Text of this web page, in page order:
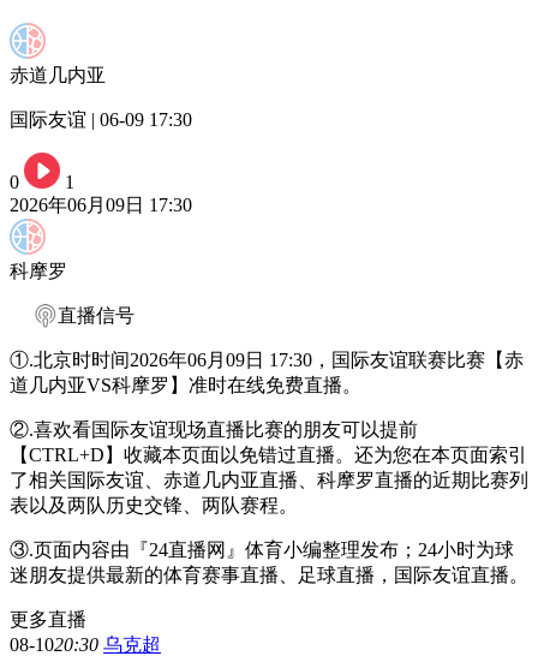
赤道几内亚
国际友谊 | 06-09 17:30
0
1
2026年06月09日 17:30
科摩罗
直播信号
①.北京时时间2026年06月09日 17:30，国际友谊联赛比赛【赤
道几内亚VS科摩罗】准时在线免费直播。
②.喜欢看国际友谊现场直播比赛的朋友可以提前
【CTRL+D】收藏本页面以免错过直播。还为您在本页面索引
了相关国际友谊、赤道几内亚直播、科摩罗直播的近期比赛列
表以及两队历史交锋、两队赛程。
③.页面内容由『24直播网』体育小编整理发布；24小时为球
迷朋友提供最新的体育赛事直播、足球直播，国际友谊直播。
更多直播
08-1020:30 乌克超